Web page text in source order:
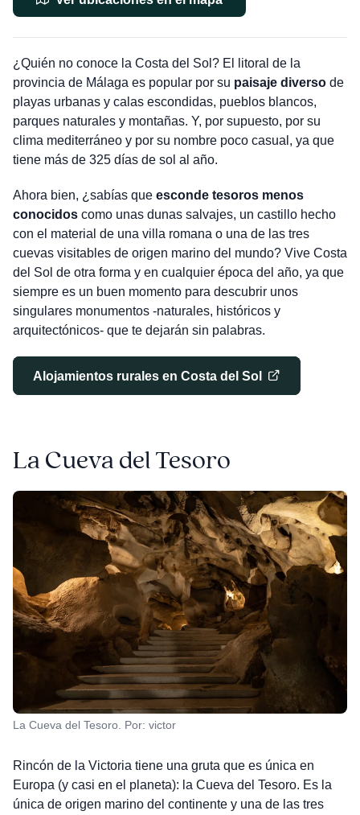
¿Quién no conoce la Costa del Sol? El litoral de la
provincia de Málaga es popular por su paisaje diversode
playas urbanas y calas escondidas, pueblos blancos,
parques naturales y montañas. Y, por supuesto, por su
clima mediterráneo y por su nombre poco casual, ya que
tiene más de 325 días de sol al año.
Ahora bien, ¿sabías que esconde tesoros menos
conocidoscomo unas dunas salvajes, un castillo hecho
con el material de una villa romana o una de las tres
cuevas visitables de origen marino del mundo? Vive Costa
del Sol de otra forma y en cualquier época del año, ya que
siempre es un buen momento para descubrir unos
singulares monumentos -naturales, históricos y
arquitectónicos- que te dejarán sin palabras.
Alojamientos rurales en Costa del Sol
La Cueva del Tesoro
La Cueva del Tesoro. Por: victor
Rincón de la Victoria tiene una gruta que es única en
Europa (y casi en el planeta): la Cueva del Tesoro. Es la
única de origen marino del continente y una de las tres